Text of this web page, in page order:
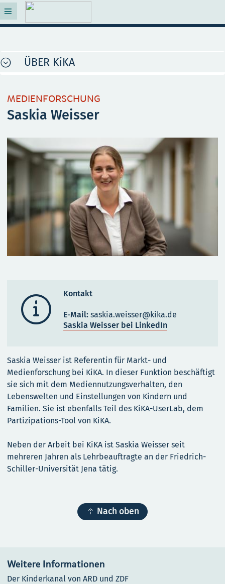
ÜBER KiKA
MEDIENFORSCHUNG
Saskia Weisser
 Kontakt
E-Mail: saskia.weisser@kika.de
Saskia Weisser bei LinkedIn
Saskia Weisser ist Referentin für Markt- und
Medienforschung bei KiKA. In dieser Funktion beschäftigt
sie sich mit dem Mediennutzungsverhalten, den
Lebenswelten und Einstellungen von Kindern und
Familien. Sie ist ebenfalls Teil des KiKA-UserLab, dem
Partizipations-Tool von KiKA.
Neben der Arbeit bei KiKA ist Saskia Weisser seit
mehreren Jahren als Lehrbeauftragte an der Friedrich-
Schiller-Universität Jena tätig.
 Nach oben
Weitere Informationen
Der Kinderkanal von ARD und ZDF